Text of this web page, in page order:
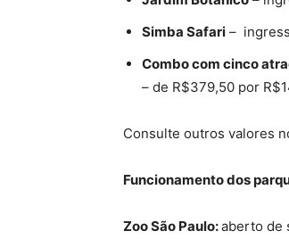
Simba Safari –
Combo com cinco
– de R$379,50 por
Consulte outros valores
Funcionamento dos
Zoo São Paulo:aberto de